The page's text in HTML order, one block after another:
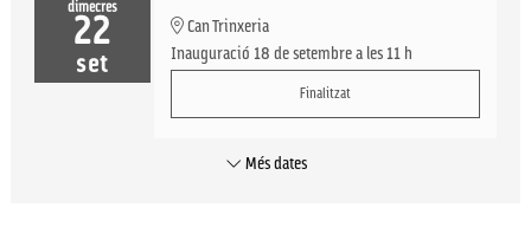
dimecres
22
set
Can Trinxeria
Inauguració 18 de setembre a les 11 h
Finalitzat
Més dates